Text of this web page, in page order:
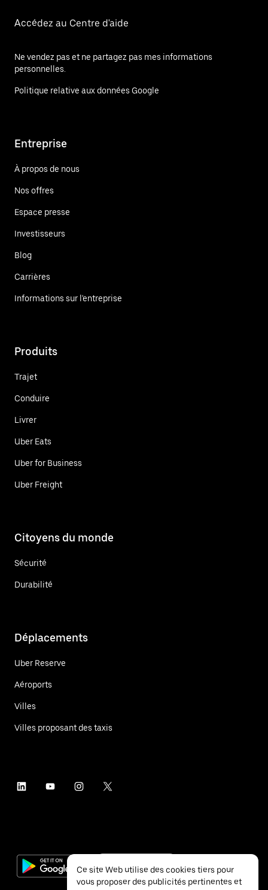
Accédez au Centre d'aide
Ne vendez pas et ne partagez pas mes informations
personnelles.
Politique relative aux données Google
Entreprise
À propos de nous
Nos offres
Espace presse
Investisseurs
Blog
Carrières
Informations sur l'entreprise
Produits
Trajet
Conduire
Livrer
Uber Eats
Uber for Business
Uber Freight
Citoyens du monde
Sécurité
Durabilité
Déplacements
Uber Reserve
Aéroports
Villes
Villes proposant des taxis
Ce site Web utilise des cookies tiers pour
vous proposer des publicités pertinentes et